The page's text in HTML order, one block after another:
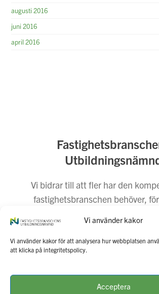
Vi använder kakor
Vi använder kakor för att analysera hur webbplatsen
att klicka på integritetspolicy.
Acceptera
augusti 2016
juni 2016
april 2016
Vi bidrar till att fler har den
fastighetsbranschen behöver,
fastighetsbranschen i
arbetsmarknadsfrågor.